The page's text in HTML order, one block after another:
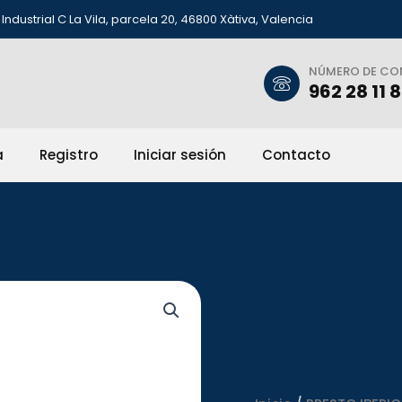
C La Vila, parcela 20, 46800 Xàtiva, Valencia
NÚMERO DE
962 28 11
Registro Iniciar sesión Contacto